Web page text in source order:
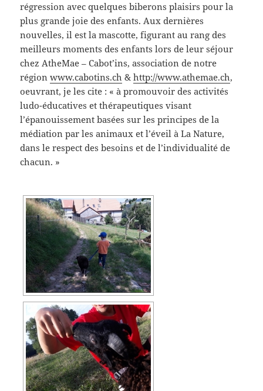
régression avec quelques biberons plaisirs pour la
plus grande joie des enfants. Aux dernières
nouvelles, il est la mascotte, figurant au rang des
meilleurs moments des enfants lors de leur séjour
chez AtheMae – Cabot’ins, association de notre
régionwww.cabotins.ch &http://www.athemae.ch,
oeuvrant, je les cite : « à promouvoir des activités
ludo-éducatives et thérapeutiques visant
l’épanouissement basées sur les principes de la
médiation par les animaux et l’éveil à La Nature,
dans le respect des besoins et de l’individualité de
chacun. »